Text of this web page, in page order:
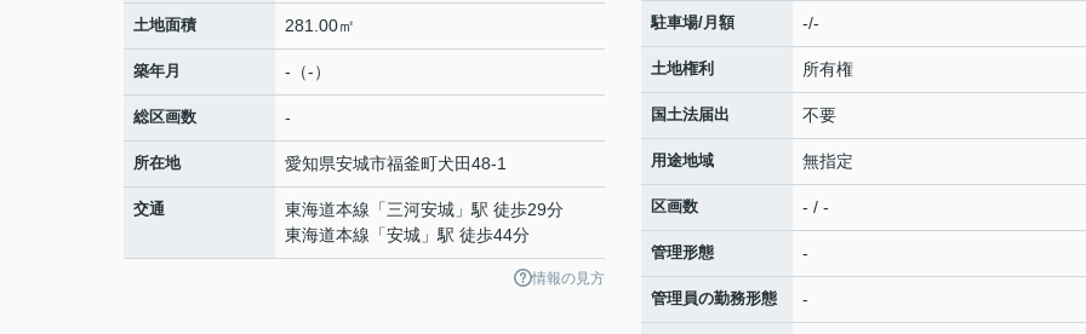
土地面積 281.00㎡
築年月 -（-）
総区画数 -
所在地 愛知県安城市福釜町犬田48-1
交通 東海道本線 「三河安城 」駅 徒歩29分
東海道本線 「安城 」駅 徒歩44分
情報の見方
駐車場/月額 -/-
土地権利 所有権
国土法届出 不要
用途地域 無指定
区画数 - / -
管理形態 -
管理員の勤務形態 -